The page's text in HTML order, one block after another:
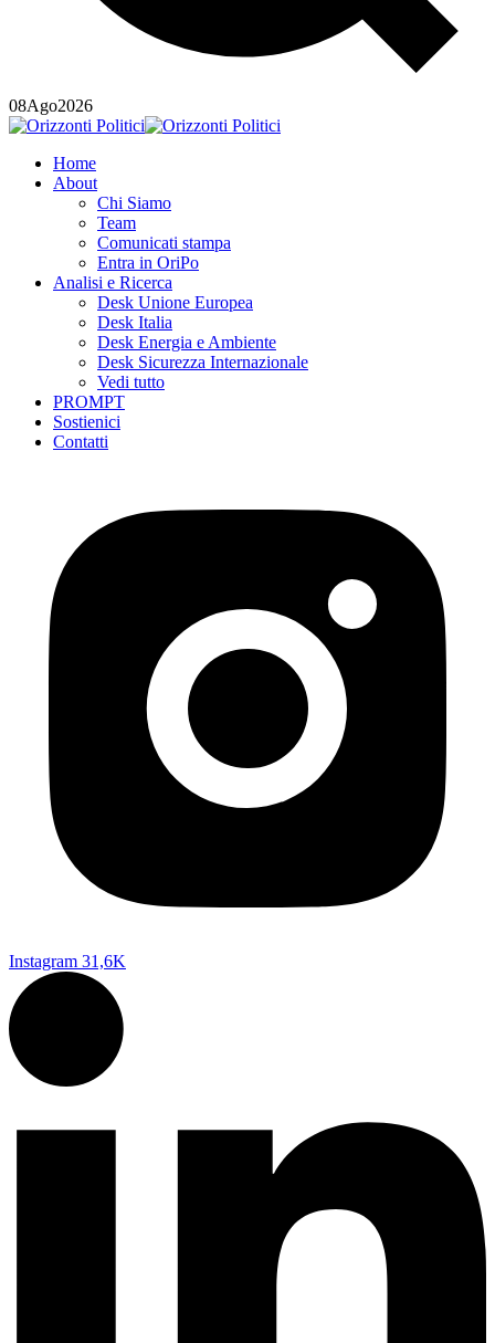
08Ago2026
Home
About
Chi Siamo
Team
Comunicati stampa
Entra in OriPo
Analisi e Ricerca
Desk Unione Europea
Desk Italia
Desk Energia e Ambiente
Desk Sicurezza Internazionale
Vedi tutto
PROMPT
Sostienici
Contatti
Instagram 31,6K